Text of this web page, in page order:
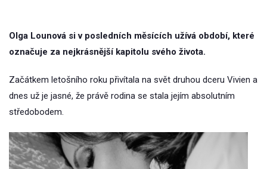
Olga Lounová si v posledních měsících užívá období, které
označuje za nejkrásnější kapitolu svého života.
Začátkem letošního roku přivítala na svět druhou dceru Vivien a
dnes už je jasné, že právě rodina se stala jejím absolutním
středobodem.